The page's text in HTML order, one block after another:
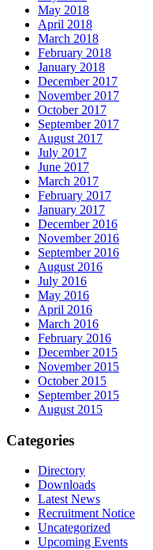
May 2018
April 2018
March 2018
February 2018
January 2018
December 2017
November 2017
October 2017
September 2017
August 2017
July 2017
June 2017
March 2017
February 2017
January 2017
December 2016
November 2016
September 2016
August 2016
July 2016
May 2016
April 2016
March 2016
February 2016
December 2015
November 2015
October 2015
September 2015
August 2015
Categories
Directory
Downloads
Latest News
Recruitment Notice
Uncategorized
Upcoming Events